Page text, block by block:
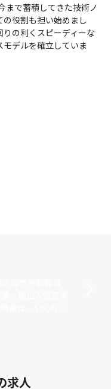
まで蓄積してきた技術ノ
役割も担い始めまし
の利くスピーディーな
デルを確立していま
求人